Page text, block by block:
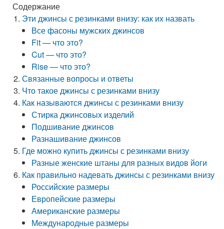
Содержание
Эти джинсы с резинками внизу: как их назвать
Все фасоны мужских джинсов
Fit — что это?
Cut — что это?
Rise — что это?
Связанные вопросы и ответы
Что такое джинсы с резинками внизу
Как называются джинсы с резинками внизу
Стирка джинсовых изделий
Подшивание джинсов
Разнашивание джинсов
Где можно купить джинсы с резинками внизу
Разные женские штаны для разных видов йоги
Как правильно надевать джинсы с резинками внизу
Российские размеры
Европейские размеры
Американские размеры
Международные размеры